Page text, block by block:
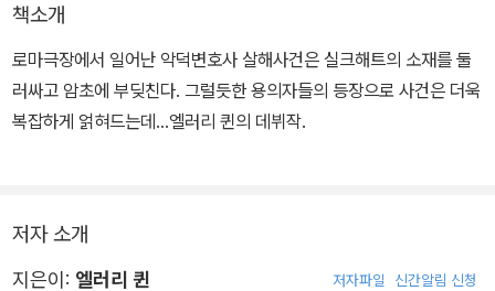
책소개
로마극장에서 일어난 악덕변호사 살해사건은 실크해트의 소재를 둘
러싸고 암초에 부딪친다. 그럴듯한 용의자들의 등장으로 사건은 더욱
복잡하게 얽혀드는데...엘러리 퀸의 데뷔작.
저자 소개
지은이: 엘러리 퀸 저자파일 신간알림 신청